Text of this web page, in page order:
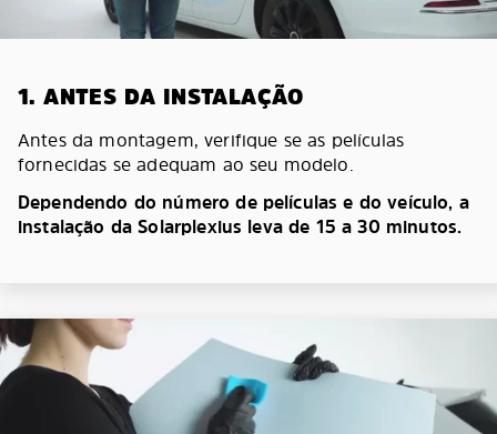
1. ANTES DA INSTALAÇÃO
Antes da montagem, verifique se as películas
fornecidas se adequam ao seu modelo.
Dependendo do número de películas e do veículo, a
instalação da Solarplexius leva de 15 a 30 minutos.